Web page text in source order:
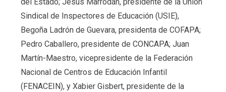
Sindical de Inspectores de Educación (USIE),
Begoña Ladrón de Guevara, presidenta de COFAPA;
Pedro Caballero, presidente de CONCAPA; Juan
Martín-Maestro, vicepresidente de la Federación
Nacional de Centros de Educación Infantil
(FENACEIN), y Xabier Gisbert, presidente de la